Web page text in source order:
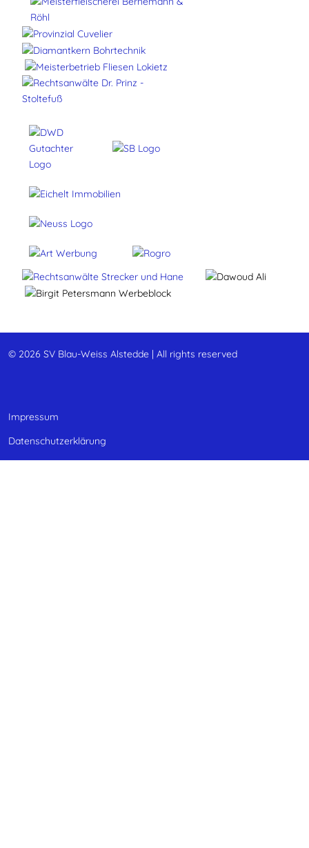
© 2026 SV Blau-Weiss Alstedde | All rights reserved
Impressum
Datenschutzerklärung